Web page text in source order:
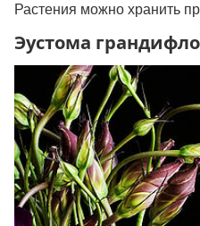
Растения можно хранить
Эустома